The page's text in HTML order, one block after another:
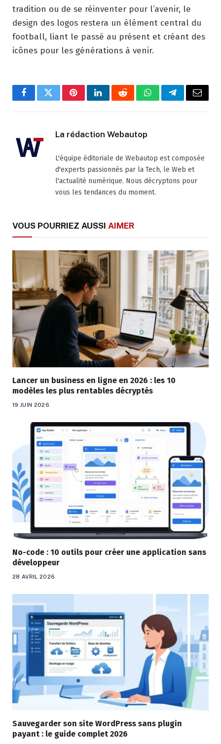
tradition ou de se réinventer pour l’avenir, le
design des logos restera un élément central du
football, liant le passé au présent et créant des
icônes pour les générations à venir.
FacebookTwitterPinterestLinkedInRedditWhatsAppTelegramEmail
La rédaction Webautop
L'équipe éditoriale de Webautop est composée
d'experts passionnés par la Tech, le Web et
l'actualité numérique. Nous décryptons pour
vous les tendances du moment.
VOUS POURRIEZ AUSSI AIMER
Lancer un business en ligne en 2026 : les 10
modèles les plus rentables décryptés
19 JUIN 2026
No-code : 10 outils pour créer une application sans
développeur
28 AVRIL 2026
Sauvegarder son site WordPress sans plugin
payant : le guide complet 2026